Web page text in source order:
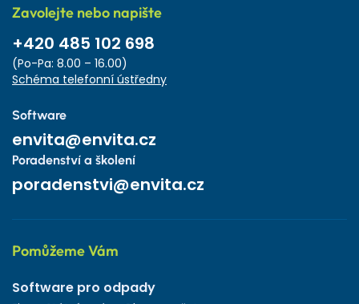
Zavolejte nebo napište
+420 485 102 698
(Po-Pa: 8.00 – 16.00)
Schéma telefonní ústředny
Software
envita@envita.cz
Poradenství a školení
poradenstvi@envita.cz
Pomůžeme Vám
Software pro odpady